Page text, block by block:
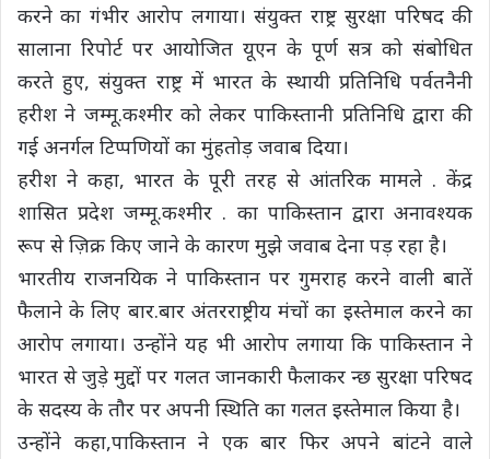
करने का गंभीर आरोप लगाया। संयुक्त राष्ट्र सुरक्षा परिषद की
सालाना रिपोर्ट पर आयोजित यूएन के पूर्ण सत्र को संबोधित
करते हुए, संयुक्त राष्ट्र में भारत के स्थायी प्रतिनिधि पर्वतनैनी
हरीश ने जम्मू.कश्मीर को लेकर पाकिस्तानी प्रतिनिधि द्वारा की
गई अनर्गल टिप्पणियों का मुंहतोड़ जवाब दिया।
हरीश ने कहा, भारत के पूरी तरह से आंतरिक मामले . केंद्र
शासित प्रदेश जम्मू.कश्मीर . का पाकिस्तान द्वारा अनावश्यक
रूप से ज़िक्र किए जाने के कारण मुझे जवाब देना पड़ रहा है।
भारतीय राजनयिक ने पाकिस्तान पर गुमराह करने वाली बातें
फैलाने के लिए बार.बार अंतरराष्ट्रीय मंचों का इस्तेमाल करने का
आरोप लगाया। उन्होंने यह भी आरोप लगाया कि पाकिस्तान ने
भारत से जुड़े मुद्दों पर गलत जानकारी फैलाकर न्छ सुरक्षा परिषद
के सदस्य के तौर पर अपनी स्थिति का गलत इस्तेमाल किया है।
उन्होंने कहा,पाकिस्तान ने एक बार फिर अपने बांटने वाले